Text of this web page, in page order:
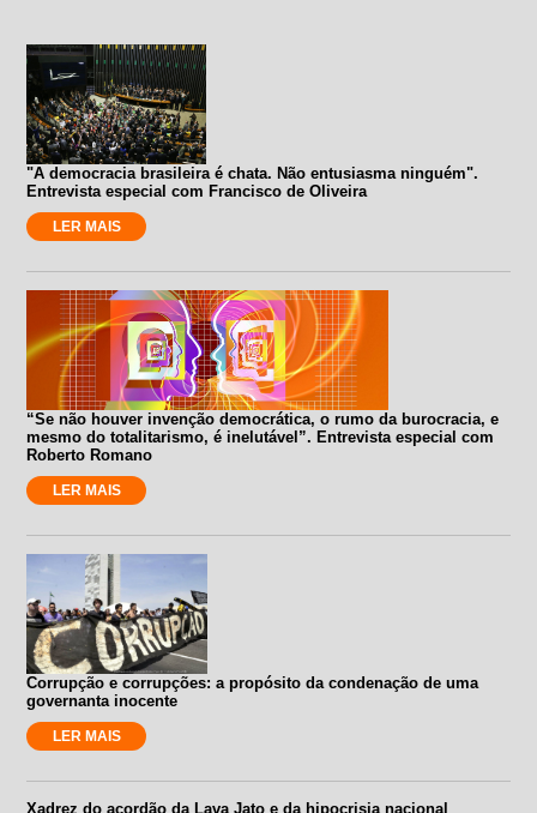
"A democracia brasileira é chata. Não entusiasma ninguém".
Entrevista especial com Francisco de Oliveira
LER MAIS
“Se não houver invenção democrática, o rumo da burocracia, e
mesmo do totalitarismo, é inelutável”. Entrevista especial com
Roberto Romano
LER MAIS
Corrupção e corrupções: a propósito da condenação de uma
governanta inocente
LER MAIS
Xadrez do acordão da Lava Jato e da hipocrisia nacional